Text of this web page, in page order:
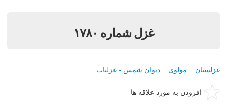
غزل شماره ۱۷۸۰
غزلستان :: مولوی :: دیوان شمس - غزلیات
افزودن به مورد علاقه ها